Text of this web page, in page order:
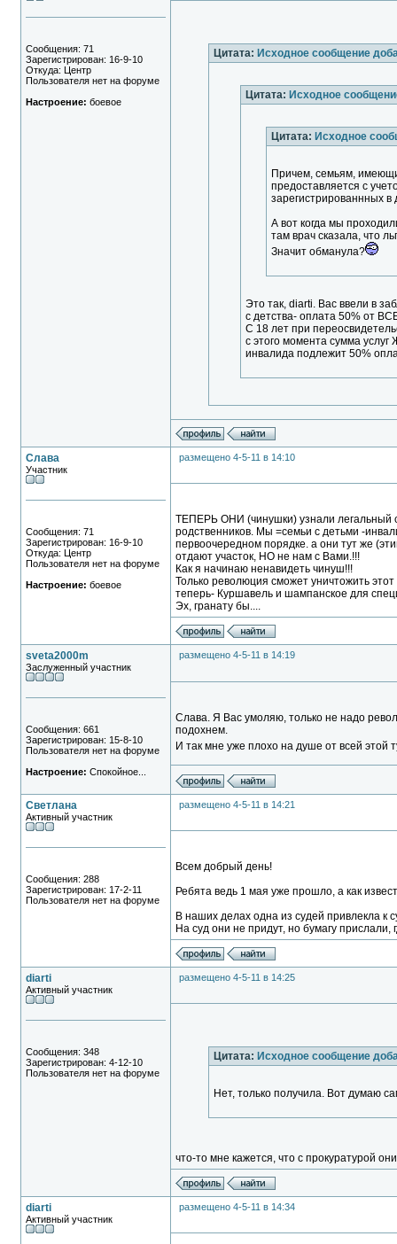
Сообщения: 71
Зарегистрирован: 16-9-10
Откуда: Центр
Пользователя нет на форуме
Настроение: боевое
Цитата: Исходное сообщение
Цитата: Исходное
Цитата: Исходное
Причем, семьям,
предоставляется с
зарегистрированнных в
А вот когда мы
там врач сказала, что
Значит обманула?
Это так, diarti. Вас ввели в
с детства- оплата 50% от
С 18 лет при
с этого момента сумма
инвалида подлежит 50%
Слава
Участник
Сообщения: 71
Зарегистрирован: 16-9-10
Откуда: Центр
Пользователя нет на форуме
Настроение: боевое
размещено 4-5-11 в 14:10
ТЕПЕРЬ ОНИ (чинушки) узнали легальный
родственников. Мы =семьи с детьми -
первоочередном порядке. а они тут же
отдают участок, НО не нам с Вами.!!!
Как я начинаю ненавидеть чинуш!!!
Только революция сможет уничтожить
теперь- Куршавель и шампанское для
Эх, гранату бы....
sveta2000m
Заслуженный участник
Сообщения: 661
Зарегистрирован: 15-8-10
Пользователя нет на форуме
Настроение: Спокойное...
размещено 4-5-11 в 14:19
Слава. Я Вас умоляю, только не надо
подохнем.
И так мне уже плохо на душе от всей
Светлана
Активный участник
Сообщения: 288
Зарегистрирован: 17-2-11
Пользователя нет на форуме
размещено 4-5-11 в 14:21
Всем добрый день!
Ребята ведь 1 мая уже прошло, а как
В наших делах одна из судей привлекла к
На суд они не придут, но бумагу
diarti
Активный участник
Сообщения: 348
Зарегистрирован: 4-12-10
Пользователя нет на форуме
размещено 4-5-11 в 14:25
Цитата: Исходное сообщение
Нет, только получила. Вот думаю
что-то мне кажется, что с прокуратурой
diarti
Активный участник
размещено 4-5-11 в 14:34